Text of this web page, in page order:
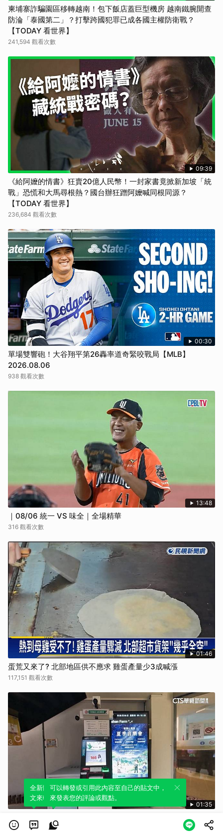
柬埔寨詐騙園區移轉越南！包下飯店蓋巨型機房 越南鐵腕開查
防淪「泰國第二」？打擊跨國犯罪已成各國主權防衛戰？
【TODAY 看世界】
241,594 觀看次數
09:39
《給阿嬤的情書》狂賣20億人民幣！一封家書竟掀新加坡「統
戰」恐慌和大馬尋根熱？國台辦狂蹭阿嬤喊同根同源？
【TODAY 看世界】
236,684 觀看次數
00:30
單場雙響砲！大谷翔平第26轟率道奇緊咬戰局【MLB】
2026.08.06
938 觀看次數
13:48
｜08/06 統一 VS 味全｜全場精華
316 觀看次數
01:46
蛋荒又來了? 北部地區供不應求 雞蛋產量少3成喊漲
117,151 觀看次數
01:35
全台最高ATM！ 海拔2240M福壽山設新點 可就近領錢
17,636 觀看次數
全新體驗！一鍵引用此內容，透過發布貼
文來輕鬆表達個人立場。
可以轉發或引用此內容至自己的貼文中，
來發表您的評論或觀點。